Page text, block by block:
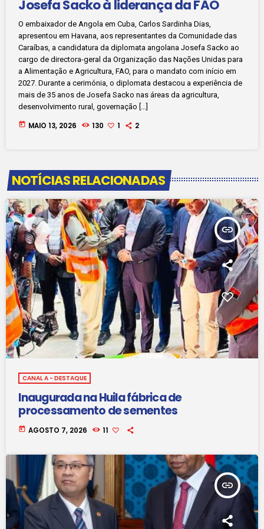
Josefa Sacko à liderança da FAO
O embaixador de Angola em Cuba, Carlos Sardinha Dias,
apresentou em Havana, aos representantes da Comunidade das
Caraíbas, a candidatura da diplomata angolana Josefa Sacko ao
cargo de directora-geral da Organização das Nações Unidas para
a Alimentação e Agricultura, FAO, para o mandato com início em
2027. Durante a cerimónia, o diplomata destacou a experiência de
mais de 35 anos de Josefa Sacko nas áreas da agricultura,
desenvolvimento rural, governação […]
today MAIO 13, 2026 130 1 2
NOTÍCIAS RELACIONADAS
insert_link
CANAL A - DESTAQUE
Inaugurada na Huila fábrica de
processamento de sementes
today AGOSTO 7, 2026 11
insert_link